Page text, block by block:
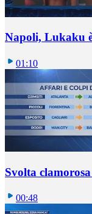
Napoli, Lukaku
01:10
Svolta
00:48